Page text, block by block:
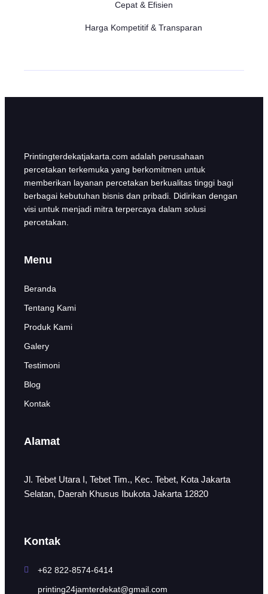
Cepat & Efisien
Harga Kompetitif & Transparan
Printingterdekatjakarta.com adalah perusahaan
percetakan terkemuka yang berkomitmen untuk
memberikan layanan percetakan berkualitas tinggi bagi
berbagai kebutuhan bisnis dan pribadi. Didirikan dengan
visi untuk menjadi mitra terpercaya dalam solusi
percetakan.
Menu
Beranda
Tentang Kami
Produk Kami
Galery
Testimoni
Blog
Kontak
Alamat
Jl. Tebet Utara I, Tebet Tim., Kec. Tebet, Kota Jakarta
Selatan, Daerah Khusus Ibukota Jakarta 12820
Kontak
+62 822-8574-6414
printing24jamterdekat@gmail.com